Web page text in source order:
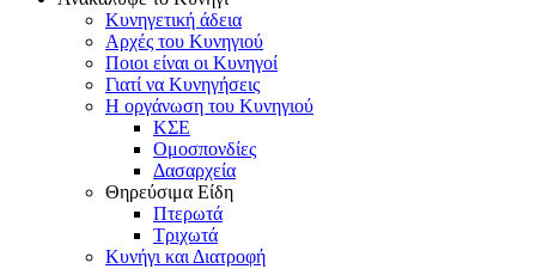
Κυνηγετική άδεια
Αρχές του Κυνηγιού
Ποιοι είναι οι Κυνηγοί
Γιατί να Κυνηγήσεις
Η οργάνωση του Κυνηγιού
ΚΣΕ
Ομοσπονδίες
Δασαρχεία
Θηρεύσιμα Είδη
Πτερωτά
Τριχωτά
Κυνήγι και Διατροφή